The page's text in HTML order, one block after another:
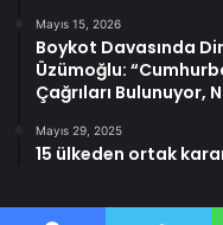
Mayıs 15, 2026
Boykot Davasında
Üzümoğlu:
Çağrıları Bulunuyor,
Mayıs 29, 2025
15 ülkeden ortak